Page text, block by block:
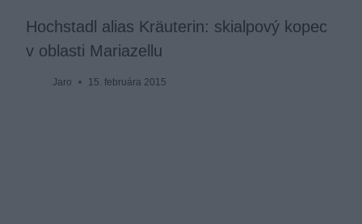
Hochstadl alias Kräuterin: skialpový kopec
v oblasti Mariazellu
Jaro 15. februára 2015